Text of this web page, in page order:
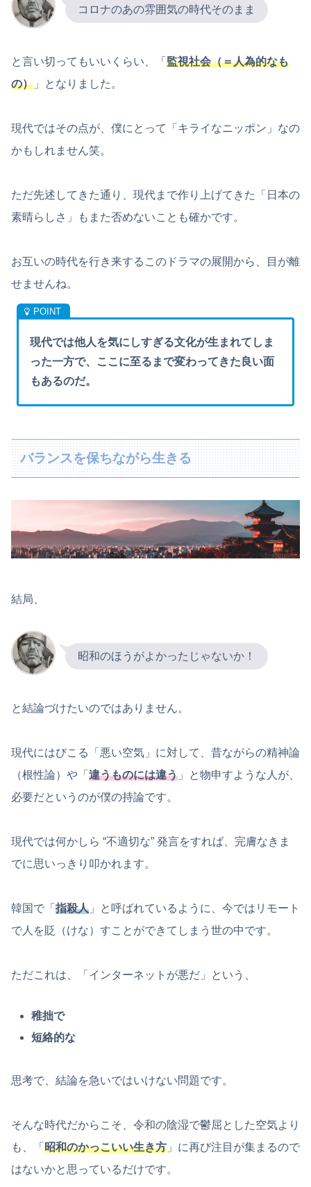
コロナのあの雰囲気の時代そのまま
と言い切ってもいいくらい、「 監視社会（＝人為的なも
の） 」となりました。
現代ではその点が、僕にとって「キライなニッポン」なの
かもしれません笑。
ただ先述してきた通り、現代まで作り上げてきた「日本の
素晴らしさ」もまた否めないことも確かです。
お互いの時代を行き来するこのドラマの展開から、目が離
せませんね。
現代では他人を気にしすぎる文化が生まれてしま
った一方で、ここに至るまで変わってきた良い面
もあるのだ。
バランスを保ちながら生きる
結局、
昭和のほうがよかったじゃないか！
と結論づけたいのではありません。
現代にはびこる「悪い空気」に対して、昔ながらの精神論
（根性論）や「 違うものには違う 」と物申すような人が、
必要だというのが僕の持論です。
現代では何かしら “不適切な” 発言をすれば、完膚なきま
でに思いっきり叩かれます。
韓国で「 指殺人 」と呼ばれているように、今ではリモート
で人を貶（けな）すことができてしまう世の中です。
ただこれは、「インターネットが悪だ」という、
稚拙で
短絡的な
思考で、結論を急いではいけない問題です。
そんな時代だからこそ、令和の陰湿で鬱屈とした空気より
も、「 昭和のかっこいい生き方 」に再び注目が集まるので
はないかと思っているだけです。